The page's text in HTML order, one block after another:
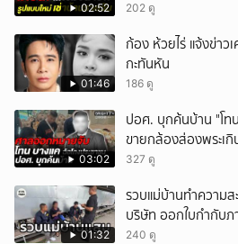
02:52 202 ดู
01:46
ก้อง ห้วยไร่ แจ้งข่าว
กะทันหัน
186 ดู
03:02
ปอศ. บุกค้นบ้าน "โท
ขายกล้องส่องพระเ
327 ดู
01:32
รวบแม่บ้านทำความ
บริษัท ออกใบกำกับ
เสียหายกว่า 129 ล้าน
240 ดู